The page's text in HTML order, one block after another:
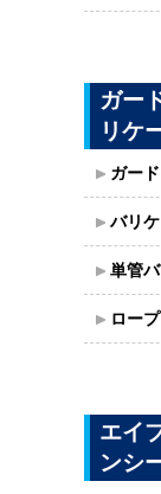
ガー
リケ
ガー
バリ
単管
ロー
エイ
ンシ